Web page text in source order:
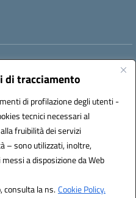
di tracciamento
di profilazione degli utenti -
tecnici necessari al
fruibilità dei servizi
– sono utilizzati, inoltre,
a disposizione da Web
consulta la ns.Cookie Policy.
- Via M. Marini n. 33, Ancona
(IPA): istsc_ANIS01200G